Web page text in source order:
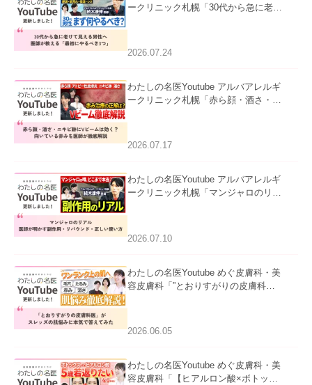
ークリニック札幌「30代から急に老け
た。
2026.07.24
わたしの名医Youtube アルバアレルギ
ークリニック札幌「赤ら顔・酒さ・ニ
ました。
2026.07.17
わたしの名医Youtube アルバアレルギ
ークリニック札幌「マンジャロのリア
た。
2026.07.10
わたしの名医Youtube めぐ皮膚科・美
容皮膚科「”とおりすがりの皮膚科
2026.06.05
わたしの名医Youtube めぐ皮膚科・美
容皮膚科「【ヒアルロン酸×ボトック